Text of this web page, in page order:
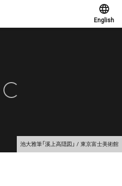
English
池大雅筆「溪上高隠図」 / 東京富士美術館